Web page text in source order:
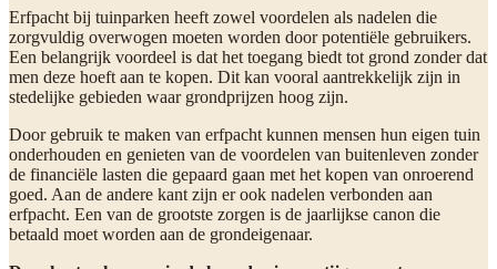
Erfpacht bij tuinparken heeft zowel voordelen als nadelen die
zorgvuldig overwogen moeten worden door potentiële gebruikers.
Een belangrijk voordeel is dat het toegang biedt tot grond zonder dat
men deze hoeft aan te kopen. Dit kan vooral aantrekkelijk zijn in
stedelijke gebieden waar grondprijzen hoog zijn.
Door gebruik te maken van erfpacht kunnen mensen hun eigen tuin
onderhouden en genieten van de voordelen van buitenleven zonder
de financiële lasten die gepaard gaan met het kopen van onroerend
goed. Aan de andere kant zijn er ook nadelen verbonden aan
erfpacht. Een van de grootste zorgen is de jaarlijkse canon die
betaald moet worden aan de grondeigenaar.